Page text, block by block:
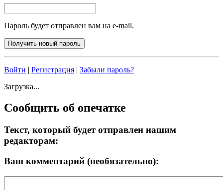
Пароль будет отправлен вам на e-mail.
Войти | Регистрация | Забыли пароль?
Загрузка...
Сообщить об опечатке
Текст, который будет отправлен нашим
редакторам:
Ваш комментарий (необязательно):